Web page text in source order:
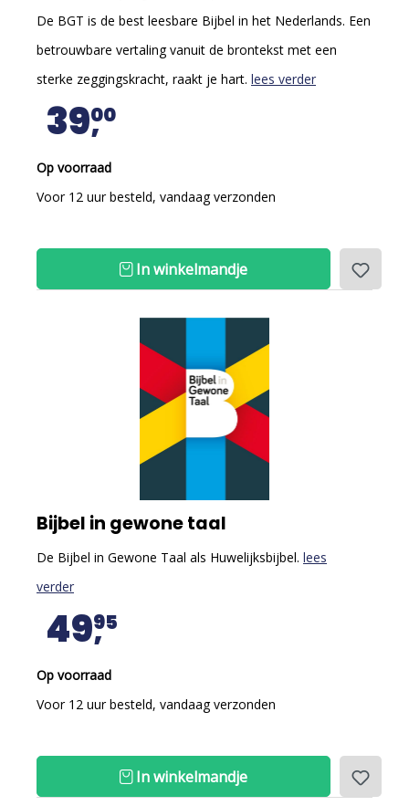
De BGT is de best leesbare Bijbel in het Nederlands. Een
betrouwbare vertaling vanuit de brontekst met een
sterke zeggingskracht, raakt je hart. lees verder
3900
Op voorraad
Voor 12 uur besteld, vandaag verzonden
In winkelmandje
Bijbel in gewone taal
De Bijbel in Gewone Taal als Huwelijksbijbel. lees
verder
4995
Op voorraad
Voor 12 uur besteld, vandaag verzonden
In winkelmandje